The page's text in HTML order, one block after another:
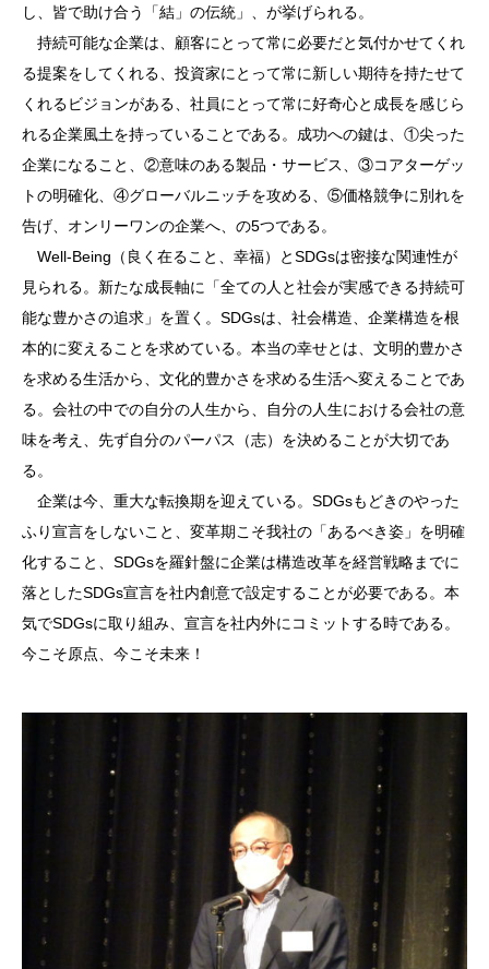
し、皆で助け合う「結」の伝統」、が挙げられる。
持続可能な企業は、顧客にとって常に必要だと気付かせてくれ
る提案をしてくれる、投資家にとって常に新しい期待を持たせて
くれるビジョンがある、社員にとって常に好奇心と成長を感じら
れる企業風土を持っていることである。成功への鍵は、①尖った
企業になること、②意味のある製品・サービス、③コアターゲッ
トの明確化、④グローバルニッチを攻める、⑤価格競争に別れを
告げ、オンリーワンの企業へ、の5つである。
Well-Being（良く在ること、幸福）とSDGsは密接な関連性が
見られる。新たな成長軸に「全ての人と社会が実感できる持続可
能な豊かさの追求」を置く。SDGsは、社会構造、企業構造を根
本的に変えることを求めている。本当の幸せとは、文明的豊かさ
を求める生活から、文化的豊かさを求める生活へ変えることであ
る。会社の中での自分の人生から、自分の人生における会社の意
味を考え、先ず自分のパーパス（志）を決めることが大切であ
る。
企業は今、重大な転換期を迎えている。SDGsもどきのやった
ふり宣言をしないこと、変革期こそ我社の「あるべき姿」を明確
化すること、SDGsを羅針盤に企業は構造改革を経営戦略までに
落としたSDGs宣言を社内創意で設定することが必要である。本
気でSDGsに取り組み、宣言を社内外にコミットする時である。
今こそ原点、今こそ未来！